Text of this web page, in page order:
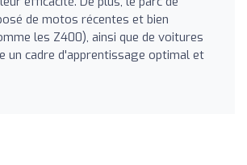
de motos récentes et bien
les Z400), ainsi que de voitures
un cadre d'apprentissage optimal et